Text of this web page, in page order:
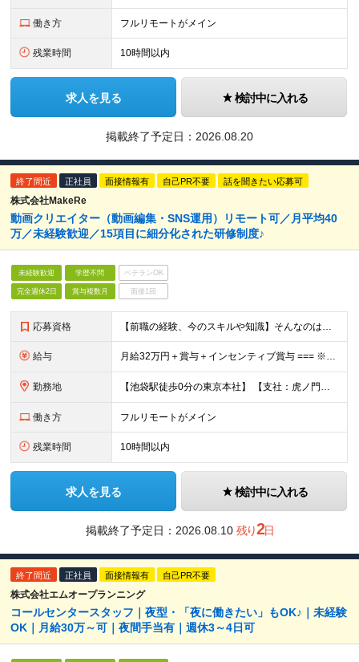
働き方 フルリモートがメイン
残業時間 10時間以内
求人を見る 検討中に入れる
掲載終了予定日： 2026.08.20
終了間近 正社員 面接情報有 自己PR不要 話を聞きたい応募可
株式会社MakeRe
動画クリエイター（動画編集・SNS運用）リモート可／月平均40
万／未経験歓迎／15項目に細分化された研修制度♪
未経験歓迎 学歴不問 ベテランOK
完全週休2日 賞与複数月 面接1回
応募資格 【前職の経験、今のスキルや知識】そんなのはどうでも良い！ 挑戦する人を歓迎する会社です。 ／ 挑戦する者を応援する会社 ーChallenge Yourselfー ＼ ＃未経験歓迎 ＃学歴不問 ＃
給与 月給32万円＋賞与＋インセンティブ賞与 === ※研修期間中の給与 〇経験者（マーケティング・営業・対人業務経験者） ＞月給27万円 〇未経験 ＞月給25万円 ☆研修期間中であっても6ヶ月後業績
勤務地 【池袋駅徒歩0分の東京本社】 【支社：虎ノ門、丸の内、銀座、新宿、渋谷、名古屋、大阪、博多】で募集スタート！ ※転勤はございません。 ☆東京本社 東京都豊島区西池袋1-11-1 メトロポリタンプラ
働き方 フルリモートがメイン
残業時間 10時間以内
求人を見る 検討中に入れる
掲載終了予定日： 2026.08.10 残り2日
終了間近 正社員 面接情報有 自己PR不要
株式会社エムオープランニング
コールセンタースタッフ｜夜型・「夜に働きたい」もOK♪｜未経験
OK｜月給30万～可｜夜間手当有｜週休3～4日可